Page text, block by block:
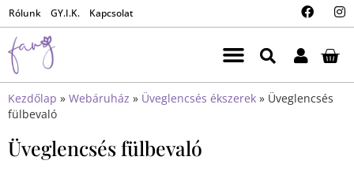
Rólunk GY.I.K. Kapcsolat
Kezdőlap » Webáruház » Üveglencsés ékszerek » Üveglencsés
fülbevaló
Üveglencsés fülbevaló